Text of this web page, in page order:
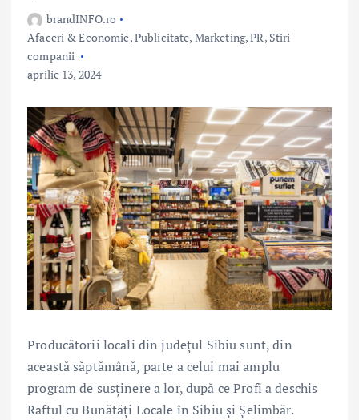
brandINFO.ro
Afaceri & Economie,Publicitate, Marketing, PR, Stiri
companii
aprilie 13, 2024
Producătorii locali din județul Sibiu sunt, din
această săptămână, parte a celui mai amplu
program de susținere a lor, după ce Profi a deschis
Raftul cu Bunătăți Locale în Sibiu și Șelimbăr.